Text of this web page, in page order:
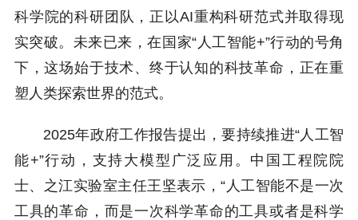
科学院的科研团队，正以AI重构科研范式并取得现
实突破。未来已来，在国家“人工智能+”行动的号角
下，这场始于技术、终于认知的科技革命，正在重
塑人类探索世界的范式。
2025年政府工作报告提出，要持续推进“人工智
能+”行动，支持大模型广泛应用。中国工程院院
士、之江实验室主任王坚表示，“人工智能不是一次
工具的革命，而是一次科学革命的工具或者是科学